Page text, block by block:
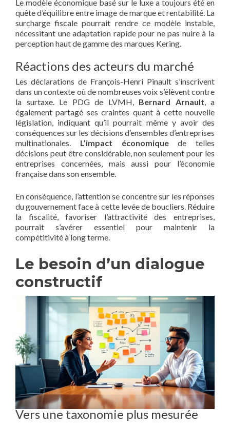
Le modèle économique basé sur le luxe a toujours été en
quête d’équilibre entre image de marque et rentabilité. La
surcharge fiscale pourrait rendre ce modèle instable,
nécessitant une adaptation rapide pour ne pas nuire à la
perception haut de gamme des marques Kering.
Réactions des acteurs du marché
Les déclarations de François-Henri Pinault s’inscrivent
dans un contexte où de nombreuses voix s’élèvent contre
la surtaxe. Le PDG de LVMH, Bernard Arnault , a
également partagé ses craintes quant à cette nouvelle
législation, indiquant qu’il pourrait même y avoir des
conséquences sur les décisions d’ensembles d’entreprises
multinationales. L’impact économiquede telles
décisions peut être considérable, non seulement pour les
entreprises concernées, mais aussi pour l’économie
française dans son ensemble.
En conséquence, l’attention se concentre sur les réponses
du gouvernement face à cette levée de boucliers. Réduire
la fiscalité, favoriser l’attractivité des entreprises,
pourrait s’avérer essentiel pour maintenir la
compétitivité à long terme.
Le besoin d’un dialogue
constructif
Vers une taxonomie plus mesurée